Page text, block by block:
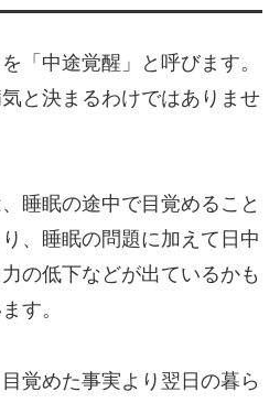
「中途覚醒」と呼びます。
と決まるわけではありませ
睡眠の途中で目覚めること
、睡眠の問題に加えて日中
の低下などが出ているかも
す。
覚めた事実より翌日の暮ら